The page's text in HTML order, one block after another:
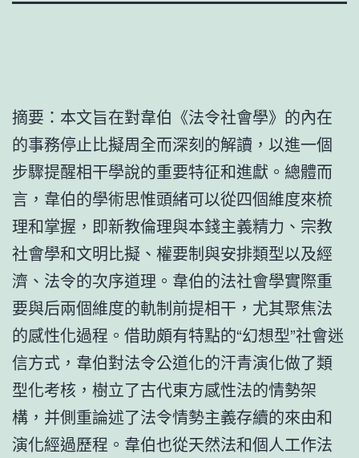
摘要：本文旨在對韋伯《法令社會學》的內在
的事務停止比擬周全而深刻的解讀，以進一個
步驟提醒相干學說的重要特征和進獻。總體而
言，韋伯的學術思惟頭緒可以從四個維度來梳
理和掌握，即新教倫理與本錢主義精力、宗教
社會學和文明比擬、權要制與安排類型以及經
濟、法令的次序道理。韋伯的法社會學實際重
要與后兩個維度的軌制前提相干，尤其聚焦法
的感性化過程。借助頗有特點的“幻想型”社會迷
信方式，韋伯對法令公道化的汗青演化做了類
型化考核，樹立了古代東方感性法的情勢架
構，并側重論述了法令情勢主義存續的來由和
演化經過歷程。韋伯也從天然法和個人工作法